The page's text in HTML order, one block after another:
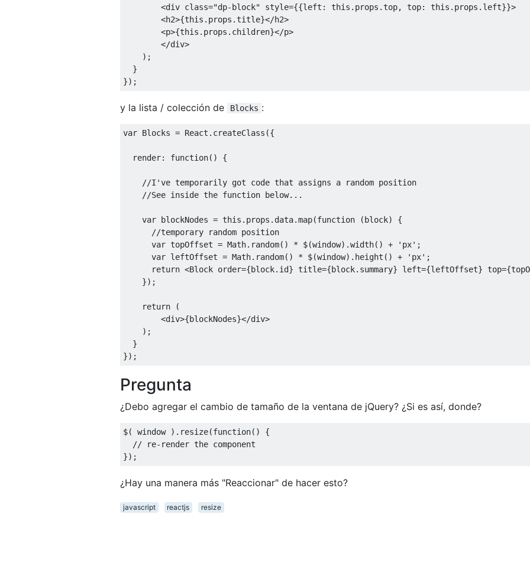
<div class="dp-block" style={{left : this . props .top, top: this . props . left}}>
<h2>{this . props .title}</h2>
<p>{this . props . children}</p>
</div>
);
}
});
y la lista / colección de Blocks :
var Blocks = React . createClass ({
  render
: function() {
//I've temporarily got code that assigns a random position
//See inside the function below...
var blockNodes = this . props . data.map(function (block)
{
//temporary random position
var topOffset = Math. random() * $(window).width() + 'px' ;
var leftOffset = Math. random() * $(window). height () + 'px' ;
return <Block order={block. id} title={block. summary} left={leftOffset} top={
});
return
(
<div>{blockNodes}</div>
);
}
});
Pregunta
¿Debo agregar el cambio de tamaño de la ventana de jQuery? ¿Si es así, donde?
$( window ). resize(function()
{
// re-render the component
});
¿Hay una manera más "Reaccionar" de hacer esto?
javascript reactjs resize